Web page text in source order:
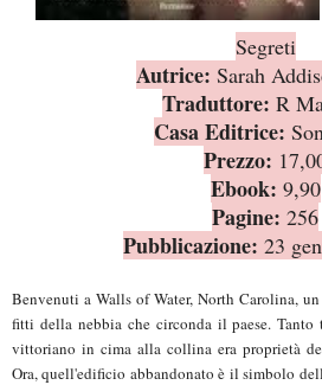
Segreti
Autrice: Sarah
Traduttore: R
Casa Editrice:
Prezzo:
Ebook: 9,90
Pagine: 256
Pubblicazione: 23
Benvenuti a Walls of Water, North Carolina,
fitti della nebbia che circonda il paese. Tanto
vittoriano in cima alla collina era proprietà
Ora, quell'edificio abbandonato è il simbolo